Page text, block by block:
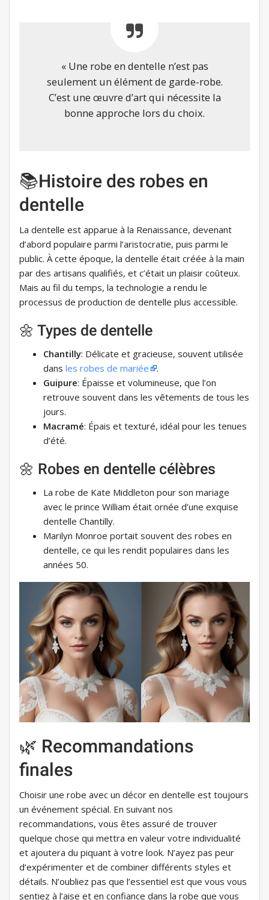
« Une robe en dentelle n’est pas
seulement un élément de garde-robe.
C’est une œuvre d’art qui nécessite la
bonne approche lors du choix.
📚Histoire des robes en
dentelle
La dentelle est apparue à la Renaissance, devenant
d’abord populaire parmi l’aristocratie, puis parmi le
public. À cette époque, la dentelle était créée à la main
par des artisans qualifiés, et c’était un plaisir coûteux.
Mais au fil du temps, la technologie a rendu le
processus de production de dentelle plus accessible.
🌼 Types de dentelle
Chantilly: Délicate et gracieuse, souvent utilisée
dans les robes de mariée
.
Guipure: Épaisse et volumineuse, que l’on
retrouve souvent dans les vêtements de tous les
jours.
Macramé: Épais et texturé, idéal pour les tenues
d’été.
🌼 Robes en dentelle célèbres
La robe de Kate Middleton pour son mariage
avec le prince William était ornée d’une exquise
dentelle Chantilly.
Marilyn Monroe portait souvent des robes en
dentelle, ce qui les rendit populaires dans les
années 50.
🌿 Recommandations
finales
Choisir une robe avec un décor en dentelle est toujours
un événement spécial. En suivant nos
recommandations, vous êtes assuré de trouver
quelque chose qui mettra en valeur votre individualité
et ajoutera du piquant à votre look. N’ayez pas peur
d’expérimenter et de combiner différents styles et
détails. N’oubliez pas que l’essentiel est que vous vous
sentiez à l’aise et en confiance dans la robe que vous